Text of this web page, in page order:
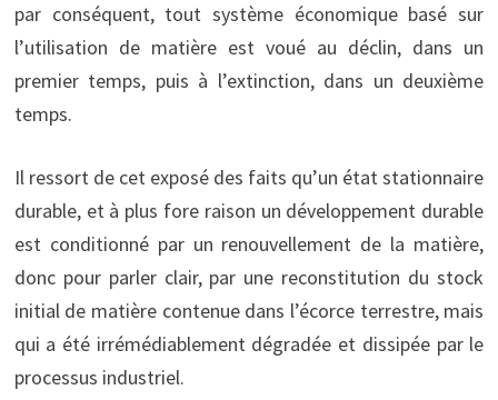
par conséquent, tout système économique basé sur
l’utilisation de matière est voué au déclin, dans un
premier temps, puis à l’extinction, dans un deuxième
temps.
Il ressort de cet exposé des faits qu’un état stationnaire
durable, et à plus fore raison un développement durable
est conditionné par un renouvellement de la matière,
donc pour parler clair, par une reconstitution du stock
initial de matière contenue dans l’écorce terrestre, mais
qui a été irrémédiablement dégradée et dissipée par le
processus industriel.